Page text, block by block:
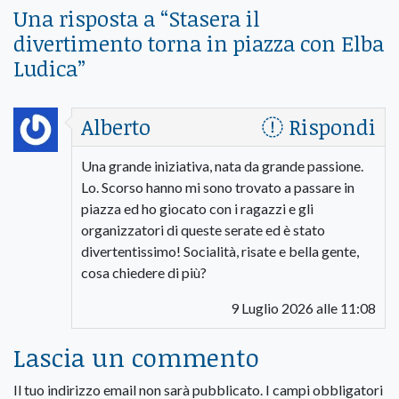
Una risposta a “Stasera il
divertimento torna in piazza con Elba
Ludica”
Alberto
Rispondi
Una grande iniziativa, nata da grande passione.
Lo. Scorso hanno mi sono trovato a passare in
piazza ed ho giocato con i ragazzi e gli
organizzatori di queste serate ed è stato
divertentissimo! Socialità, risate e bella gente,
cosa chiedere di più?
9 Luglio 2026 alle 11:08
Lascia un commento
Il tuo indirizzo email non sarà pubblicato. I campi obbligatori